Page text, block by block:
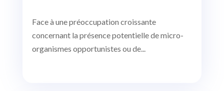
Face à une préoccupation croissante
concernant la présence potentielle de micro-
organismes opportunistes ou de...